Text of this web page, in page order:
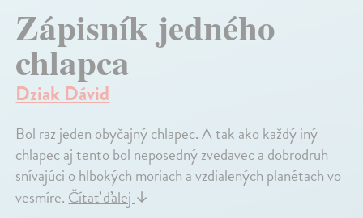
Zápisník jedného
chlapca
Dziak Dávid
Bol raz jeden obyčajný chlapec. A tak ako každý iný
chlapec aj tento bol neposedný zvedavec a dobrodruh
snívajúci o hlbokých moriach a vzdialených planétach vo
vesmíre.Čítať ďalej↓